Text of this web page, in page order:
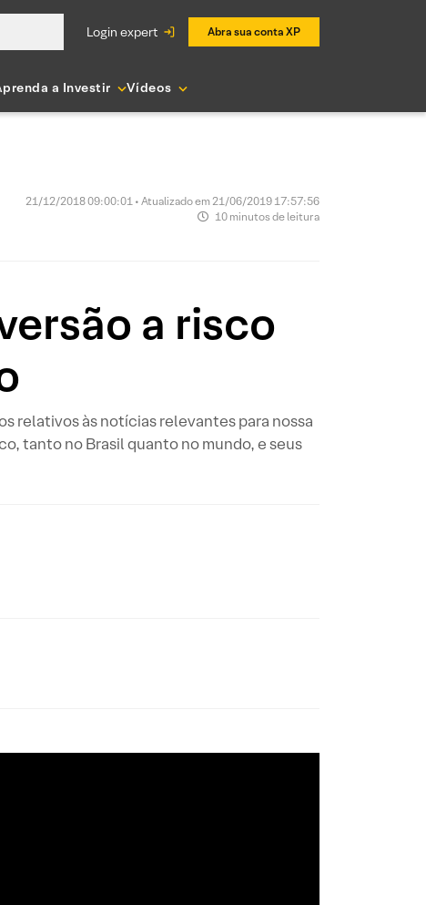
login expert Abra sua conta XP
a Investir Vídeos
21/12/2018 09:00:01 • Atualizado em 21/06/2019 17:57:56
10 minutos de leitura
a risco
relativos às notícias relevantes para nossa
tanto no Brasil quanto no mundo, e seus